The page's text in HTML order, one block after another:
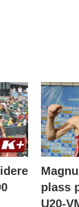
plass
U20-